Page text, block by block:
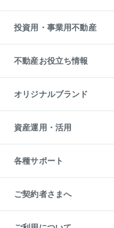
English 繁体中文簡体中文
不動産売却の流れ
不動産買換えの流れ
売却ガイド
借りるガイド
マンション賃料データ
賃貸管理プラン
リロケーションについて
貸すガイド
投資用・事業用不動産
事業用不動産
マンション投資
投資用マンション
アパート経営
収益物件
ビル購入（ビル一棟）
投資用不動産の売却査定
事業用不動産の売却査定
不動産お役立ち情報
マンションライブラリー
人気マンションランキング
暮らしに役立つ不動産メディア
不動産相場・不動産価格情報
不動産コラム・ニュース
不動産用語集
不動産なんでもネット相談室
住まいの税金
オリジナルブランド
一棟リノベーションマンション
L`GENTE（ルジェンテ）
区分リノベーションマンション
投資用一棟レジデンスWELL
不動産小口投資
LEGACIA（レガシア）
資産運用・活用
不動産M&A
アセットマネジメント・出資
各種サポート
相続サポート
リフォームサポート
ご契約者さまへ
ご紹介・再契約特典